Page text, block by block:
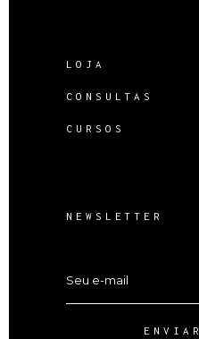
LOJA
CONSULTAS
CURSOS
NEWSLETTER
ENVIAR